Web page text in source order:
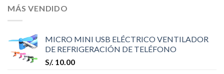
MÁS VENDIDO
MICRO MINI USB ELÉCTRICO VENTILADOR
DE REFRIGERACIÓN DE TELÉFONO
S/. 10.00